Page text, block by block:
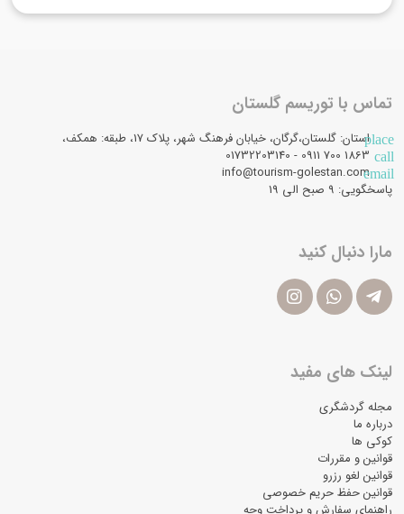
تماس با توریسم گلستان
placeاستان: گلستان،گرگان، خیابان فرهنگ شهر، پلاک 17، طبقه: همکف،
call
email
info@tourism-golestan.com
پاسخگویی: ۹ صبح الی 19
مارا دنبال کنید
لینک های مفید
مجله گردشگری
درباره ما
کوکی ها
قوانین و مقررات
قوانین لغو رزرو
قوانین حفظ حریم خصوصی